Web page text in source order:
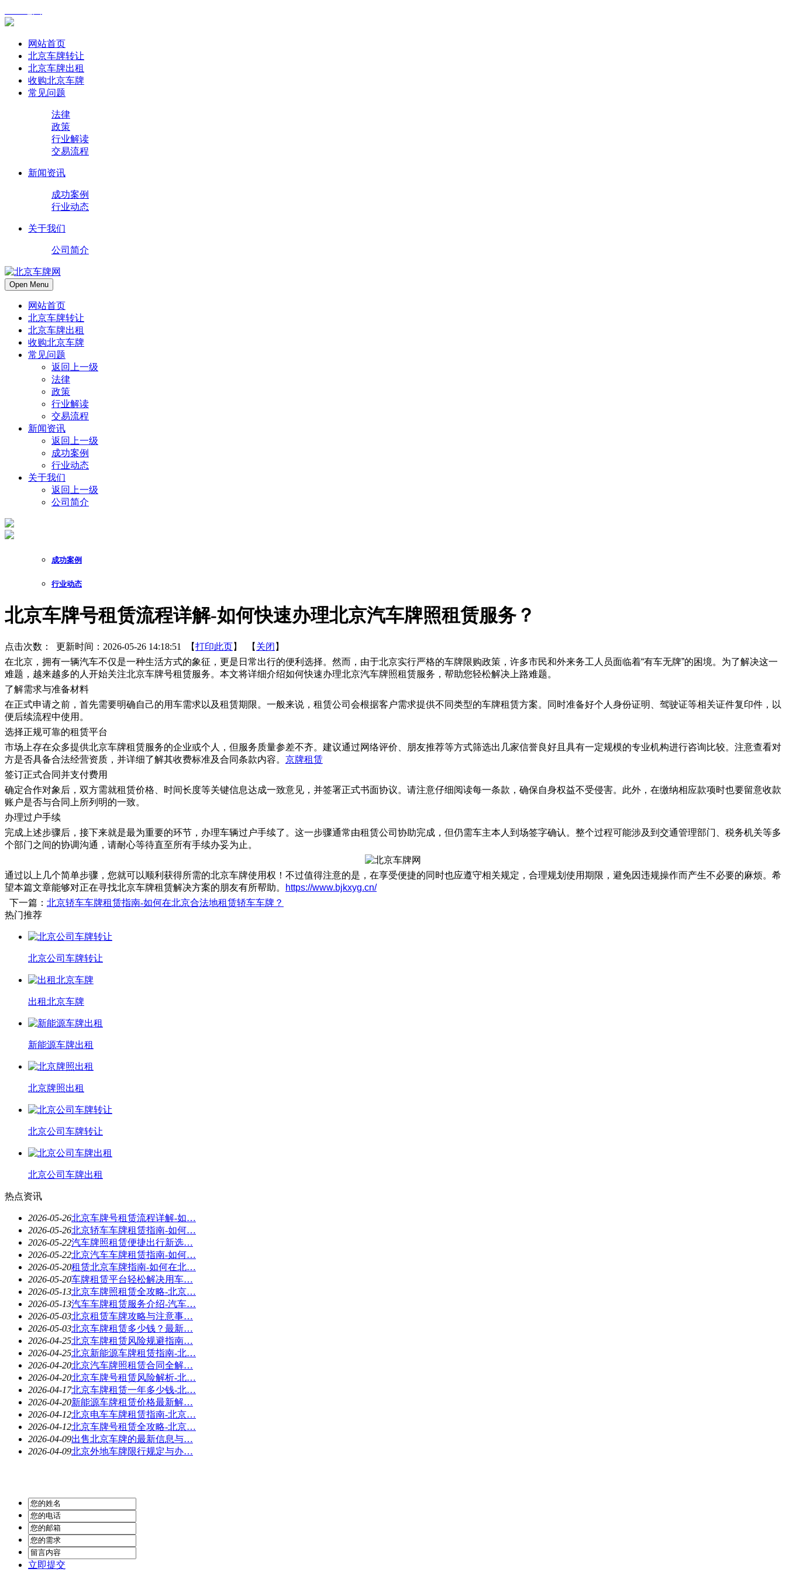
网站首页
北京车牌转让
北京车牌出租
收购北京车牌
常见问题
法律
政策
行业解读
交易流程
新闻资讯
成功案例
行业动态
关于我们
公司简介
Open Menu
网站首页
北京车牌转让
北京车牌出租
收购北京车牌
常见问题
返回上一级
法律
政策
行业解读
交易流程
新闻资讯
返回上一级
成功案例
行业动态
关于我们
返回上一级
公司简介
成功案例
行业动态
北京车牌号租赁流程详解-如何快速办理北京汽车牌照租赁服务？
点击次数： 更新时间：2026-05-26 14:18:51 【打印此页】 【 关闭 】
在北京，拥有一辆汽车不仅是一种生活方式的象征，更是日常出行的便利选择。然而，由于北京实行严格的车牌限购政策，许多市民和外来务工人员面临着“有车无牌”的困境。为了解决这一
难题，越来越多的人开始关注北京车牌号租赁服务。本文将详细介绍如何快速办理北京汽车牌照租赁服务，帮助您轻松解决上路难题。
了解需求与准备材料
在正式申请之前，首先需要明确自己的用车需求以及租赁期限。一般来说，租赁公司会根据客户需求提供不同类型的车牌租赁方案。同时准备好个人身份证明、驾驶证等相关证件复印件，以
便后续流程中使用。
选择正规可靠的租赁平台
市场上存在众多提供北京车牌租赁服务的企业或个人，但服务质量参差不齐。建议通过网络评价、朋友推荐等方式筛选出几家信誉良好且具有一定规模的专业机构进行咨询比较。注意查看对
方是否具备合法经营资质，并详细了解其收费标准及合同条款内容。 京牌租赁
签订正式合同并支付费用
确定合作对象后，双方需就租赁价格、时间长度等关键信息达成一致意见，并签署正式书面协议。请注意仔细阅读每一条款，确保自身权益不受侵害。此外，在缴纳相应款项时也要留意收款
账户是否与合同上所列明的一致。
办理过户手续
完成上述步骤后，接下来就是最为重要的环节，办理车辆过户手续了。这一步骤通常由租赁公司协助完成，但仍需车主本人到场签字确认。整个过程可能涉及到交通管理部门、税务机关等多
个部门之间的协调沟通，请耐心等待直至所有手续办妥为止。
通过以上几个简单步骤，您就可以顺利获得所需的北京车牌使用权！不过值得注意的是，在享受便捷的同时也应遵守相关规定，合理规划使用期限，避免因违规操作而产生不必要的麻烦。希
望本篇文章能够对正在寻找北京车牌租赁解决方案的朋友有所帮助。
https://www.bjkxyg.cn/
下一篇： 北京轿车车牌租赁指南-如何在北京合法地租赁轿车车牌？
热门推荐
北京公司车牌转让
出租北京车牌
新能源车牌出租
北京牌照出租
北京公司车牌转让
北京公司车牌出租
热点资讯
2026-05-26北京车牌号租赁流程详解-如…
2026-05-26北京轿车车牌租赁指南-如何…
2026-05-22汽车牌照租赁便捷出行新选…
2026-05-22北京汽车车牌租赁指南-如何…
2026-05-20租赁北京车牌指南-如何在北…
2026-05-20车牌租赁平台轻松解决用车…
2026-05-13北京车牌照租赁全攻略-北京…
2026-05-13汽车车牌租赁服务介绍-汽车…
2026-05-03北京租赁车牌攻略与注意事…
2026-05-03北京车牌租赁多少钱？最新…
2026-04-25北京车牌租赁风险规避指南…
2026-04-25北京新能源车牌租赁指南-北…
2026-04-20北京汽车牌照租赁合同全解…
2026-04-20北京车牌号租赁风险解析-北…
2026-04-17北京车牌租赁一年多少钱-北…
2026-04-20新能源车牌租赁价格最新解…
2026-04-12北京电车车牌租赁指南-北京…
2026-04-12北京车牌号租赁全攻略-北京…
2026-04-09出售北京车牌的最新信息与…
2026-04-09北京外地车牌限行规定与办…
立即提交